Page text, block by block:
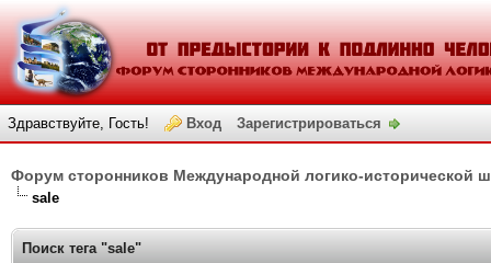
Здравствуйте, Гость! Вход Зарегистрироваться
Форум сторонников Международной логико-исторической
sale
Поиск тега "sale"